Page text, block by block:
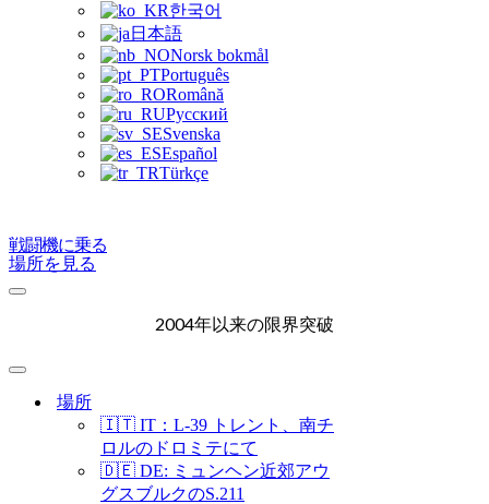
한국어
日本語
Norsk bokmål
Português
Română
Русский
Svenska
Español
Türkçe
戦闘機に乗る
場所を見る
ナ
シ
2004年以来の限界突破
ナ
場所
🇮🇹 IT：L-39 トレント、南チ
ロルのドロミテにて
🇩🇪 DE: ミュンヘン近郊アウ
グスブルクのS.211